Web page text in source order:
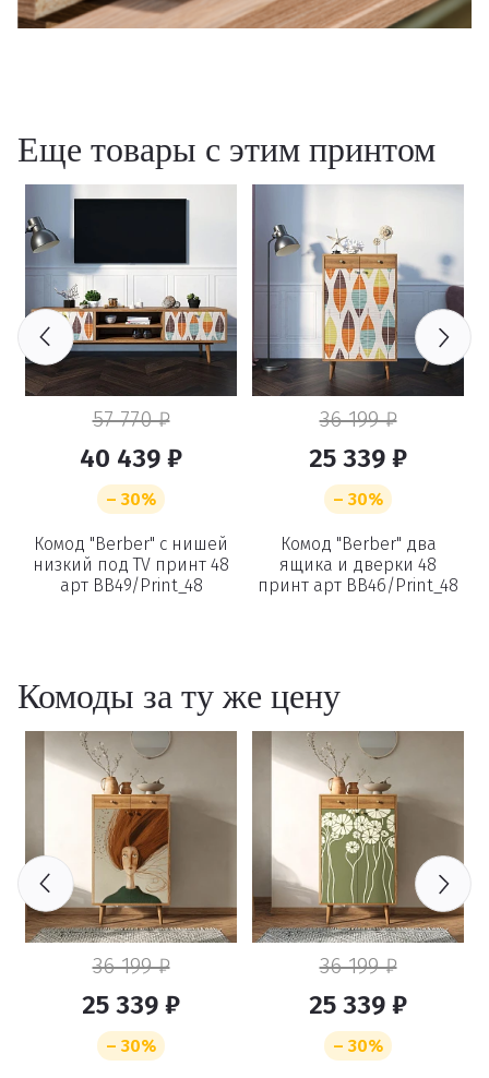
Еще товары с этим принтом
57 770 ₽
40 439 ₽
– 30%
Комод "Berber" с нишей
низкий под TV принт 48
арт BB49/Print_48
36 199 ₽
25 339 ₽
– 30%
Комод "Berber" два
ящика и дверки 48
принт арт BB46/Print_48
Комоды за ту же цену
36 199 ₽
25 339 ₽
– 30%
36 199 ₽
25 339 ₽
– 30%